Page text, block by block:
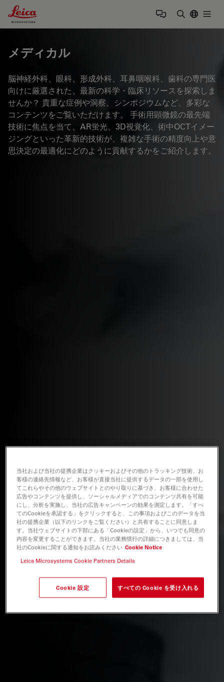
Leica Microsystems Logo
メディカル
脳神経外科、眼科、形成外科、耳鼻咽喉科、歯科の専門医
向けに厳選された、最新の科学・臨床リソースを探索しま
せんか？ 貴重な症例や洞察、シンポジウムなど、多彩な
コンテンツをご覧いただけます。 手術用顕微鏡の最先端
技術に焦点を当て、AR蛍光、3D視覚化、術中OCTイメー
ジングといった革新的技術が、複雑な手術の精度向上や意
思決定の最適化にどのように貢献するかをご紹介します。
当社および当社の提携企業はクッキーおよびその他のトラッキング技術、お
客様の連絡先情報など、お客様が直接当社に提供するデータの一部を使用し
てこれらやその他のウェブサイトとのやり取りに基づき、お客様に合わせた
広告やコンテンツを提供し、ソーシャルメディアでのコンテンツ共有を可能
にし、分析を実施し、当社の広告キャンペーンの効果を測定します。「すべ
てのCookieを承認する」をクリックすると、この事項およびこのデータを当
社の提携企業（以下のリンクをご覧ください）と共有することに同意しま
す。当社ウェブサイトの下部にある「Cookieの設定」から、いつでも同意の
内容を変更することができます。当社の業務慣行の詳細につきましては、当
社のCookieに関する通知をお読みください Cookie Notice
Leica Microsystems Cookie Partners Details
Cookie 設定 すべての Cookie を受け入れる